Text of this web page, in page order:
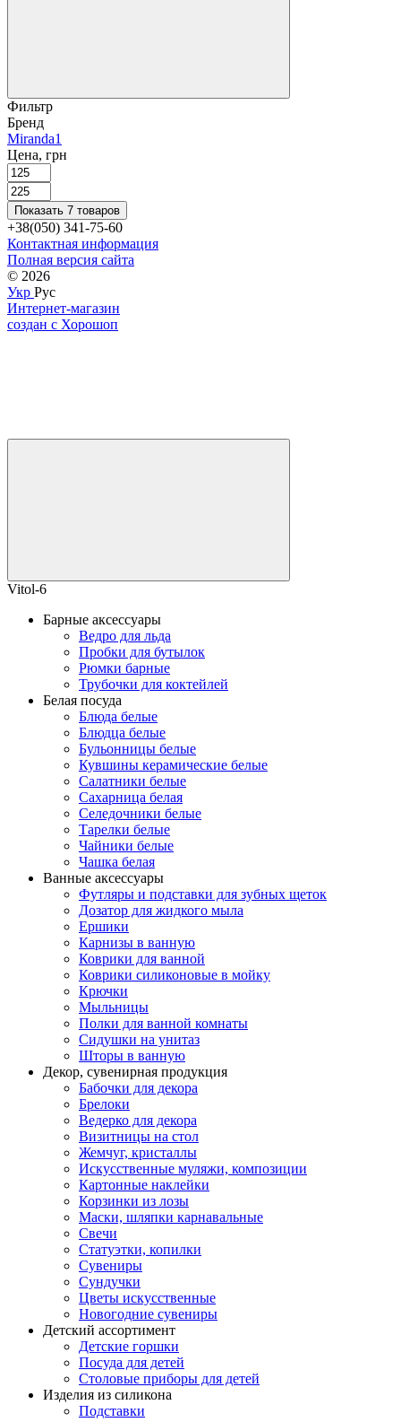
Фильтр
Бренд
Miranda1
Цена, грн
Показать 7 товаров
+38(050) 341-75-60
Контактная информация
Полная версия сайта
© 2026
Укр Рус
Интернет-магазин
создан с Хорошоп
Vitol-6
Барные аксессуары
Ведро для льда
Пробки для бутылок
Рюмки барные
Трубочки для коктейлей
Белая посуда
Блюда белые
Блюдца белые
Бульонницы белые
Кувшины керамические белые
Салатники белые
Сахарница белая
Селедочники белые
Тарелки белые
Чайники белые
Чашка белая
Ванные аксессуары
Футляры и подставки для зубных щеток
Дозатор для жидкого мыла
Ершики
Карнизы в ванную
Коврики для ванной
Коврики силиконовые в мойку
Крючки
Мыльницы
Полки для ванной комнаты
Сидушки на унитаз
Шторы в ванную
Декор, сувенирная продукция
Бабочки для декора
Брелоки
Ведерко для декора
Визитницы на стол
Жемчуг, кристаллы
Искусственные муляжи, композиции
Картонные наклейки
Корзинки из лозы
Маски, шляпки карнавальные
Свечи
Статуэтки, копилки
Сувениры
Сундучки
Цветы искусственные
Новогодние сувениры
Детский ассортимент
Детские горшки
Посуда для детей
Столовые приборы для детей
Изделия из силикона
Подставки